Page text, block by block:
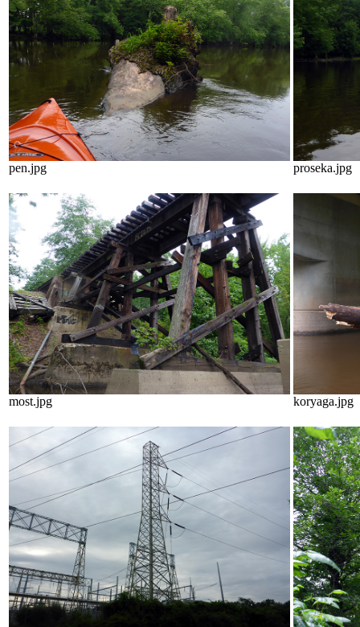
pen.jpg proseka.jpg
most.jpg koryaga.jpg